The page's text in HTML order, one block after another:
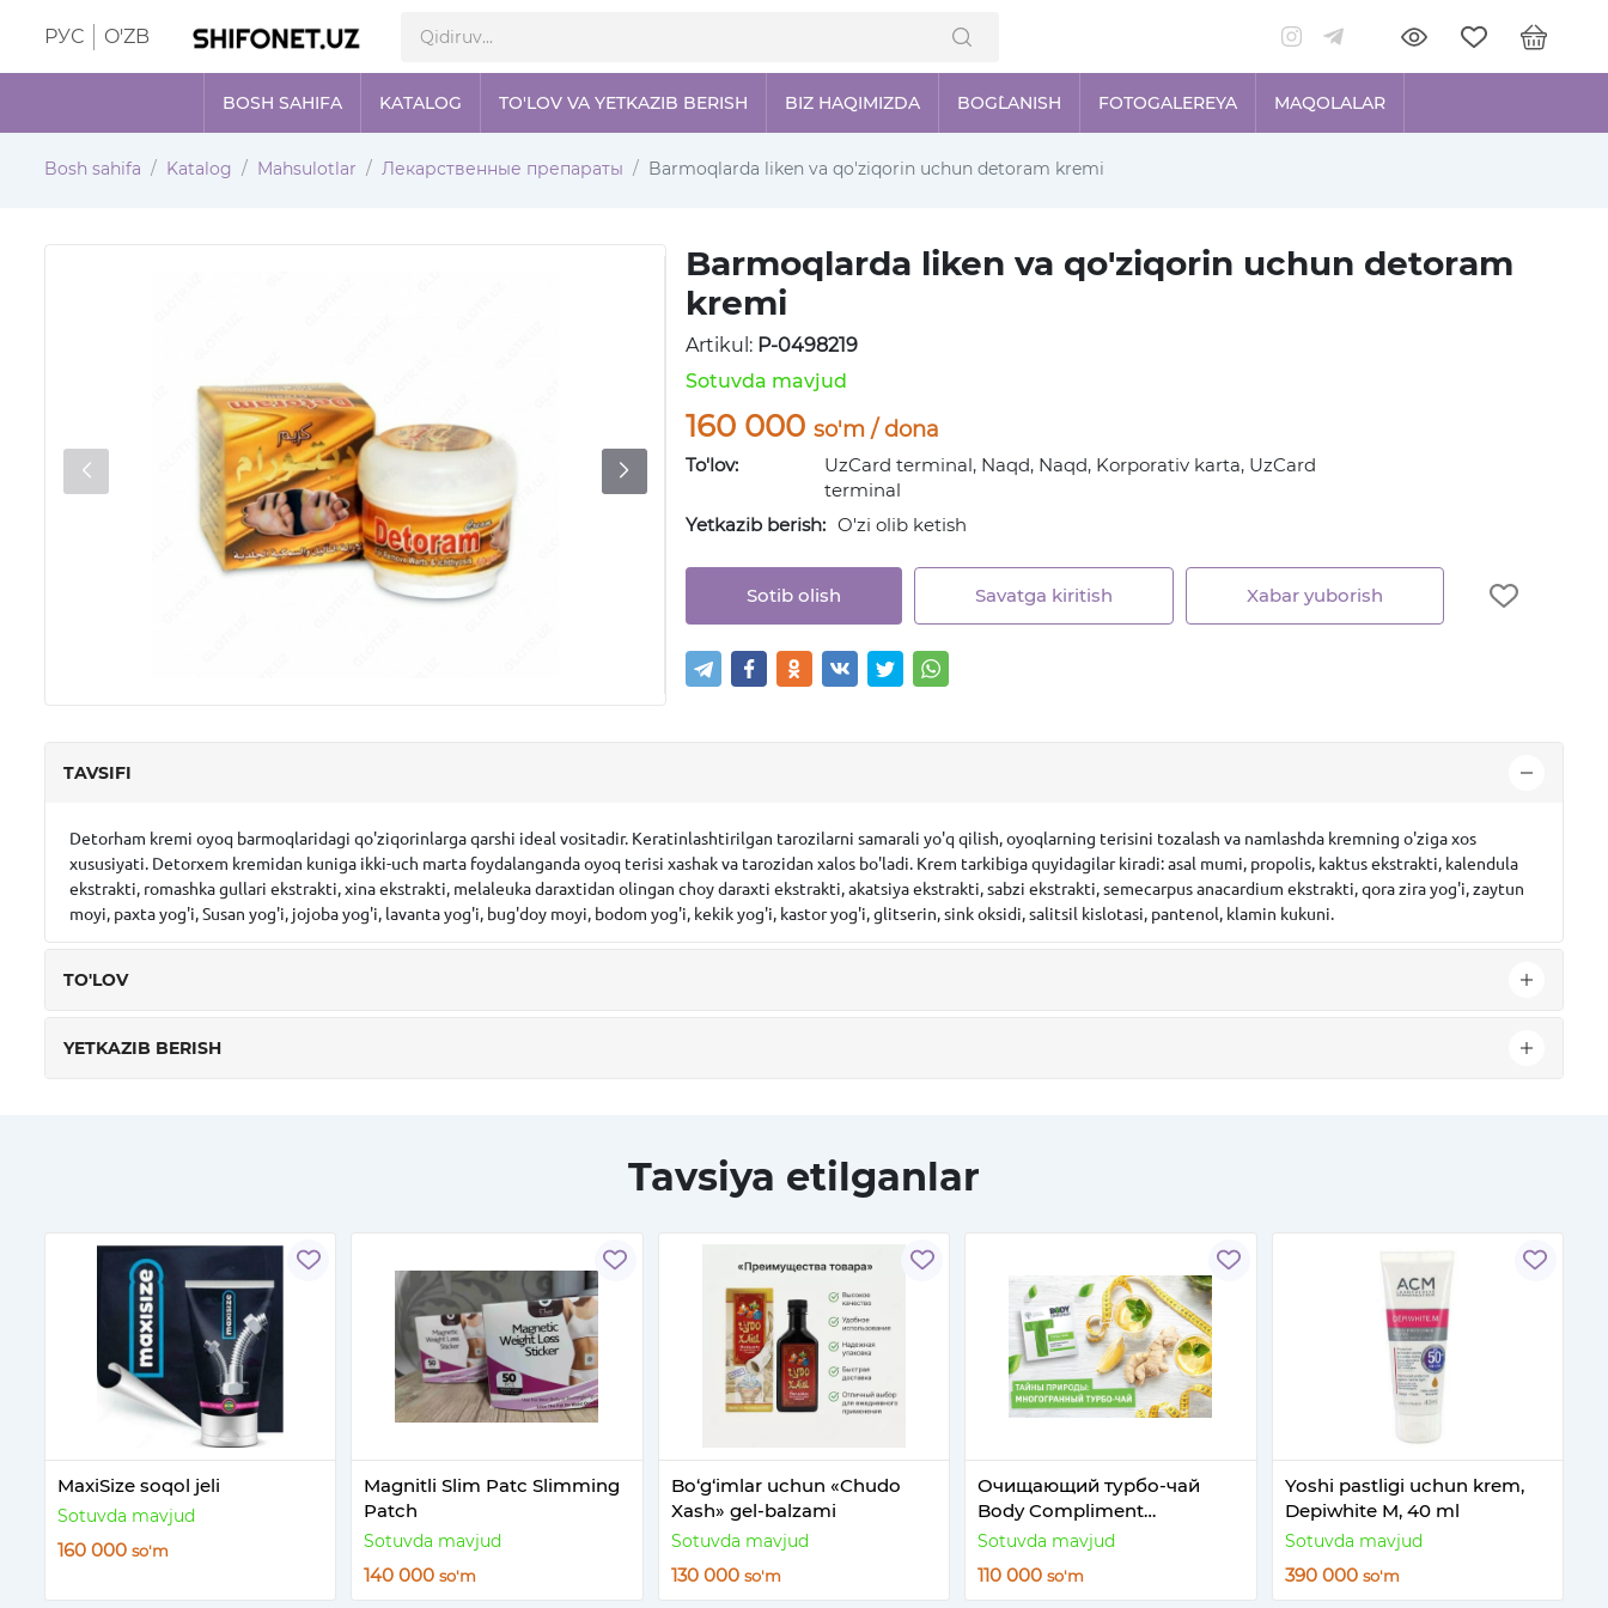
РУС O'ZB
BOSH SAHIFA KATALOG TO'LOV VA YETKAZIB BERISH BIZ HAQIMIZDA BOG`LANISH FOTOGALEREYA MAQOLALAR
Bosh sahifa Katalog Mahsulotlar Лекарственные препараты Barmoqlarda liken va qo'ziqorin uchun detoram kremi
Barmoqlarda liken va qo'ziqorin uchun detoram
kremi
Artikul: P-0498219
Sotuvda mavjud
160 000 so'm / dona
To'lov:
UzCard terminal, Naqd, Naqd, Korporativ karta, UzCard
terminal
Yetkazib berish: O'zi olib ketish
Sotib olish Savatga kiritish Xabar yuborish
TAVSIFI
Detorham kremi oyoq barmoqlaridagi qo'ziqorinlarga qarshi ideal vositadir. Keratinlashtirilgan tarozilarni samarali yo'q qilish, oyoqlarning terisini tozalash va namlashda kremning o'ziga xos
xususiyati. Detorxem kremidan kuniga ikki-uch marta foydalanganda oyoq terisi xashak va tarozidan xalos bo'ladi. Krem tarkibiga quyidagilar kiradi: asal mumi, propolis, kaktus ekstrakti, kalendula
ekstrakti, romashka gullari ekstrakti, xina ekstrakti, melaleuka daraxtidan olingan choy daraxti ekstrakti, akatsiya ekstrakti, sabzi ekstrakti, semecarpus anacardium ekstrakti, qora zira yog'i, zaytun
moyi, paxta yog'i, Susan yog'i, jojoba yog'i, lavanta yog'i, bug'doy moyi, bodom yog'i, kekik yog'i, kastor yog'i, glitserin, sink oksidi, salitsil kislotasi, pantenol, klamin kukuni.
TO'LOV
YETKAZIB BERISH
Tavsiya etilganlar
MaxiSize soqol jeli
Sotuvda mavjud
160 000 so'm
Magnitli Slim Patc Slimming
Patch
Sotuvda mavjud
140 000so'm
Bo‘g‘imlar uchun «Chudo
Xash» gel-balzami
Sotuvda mavjud
130 000 so'm
Очищающий турбо-чай
Body Compliment
Похудения
Sotuvda mavjud
110 000so'm
Yoshi pastligi uchun krem,
Depiwhite M, 40 ml
Sotuvda mavjud
390 000 so'm